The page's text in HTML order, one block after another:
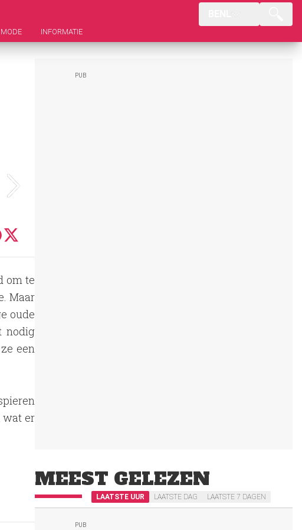
MODE INFORMATIE
om te
Maar
oude
nodig
een
wat er
MEEST GELEZEN
LAATSTE UUR LAATSTE DAG LAATSTE 7 DAGEN